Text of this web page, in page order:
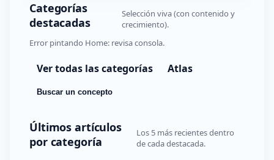
Categorías
destacadas
Selección viva (con contenido y
crecimiento).
Error pintando Home: revisa consola.
Ver todas las categorías Atlas
Buscar un concepto
Últimos artículos
por categoría
Los 5 más recientes dentro
de cada destacada.